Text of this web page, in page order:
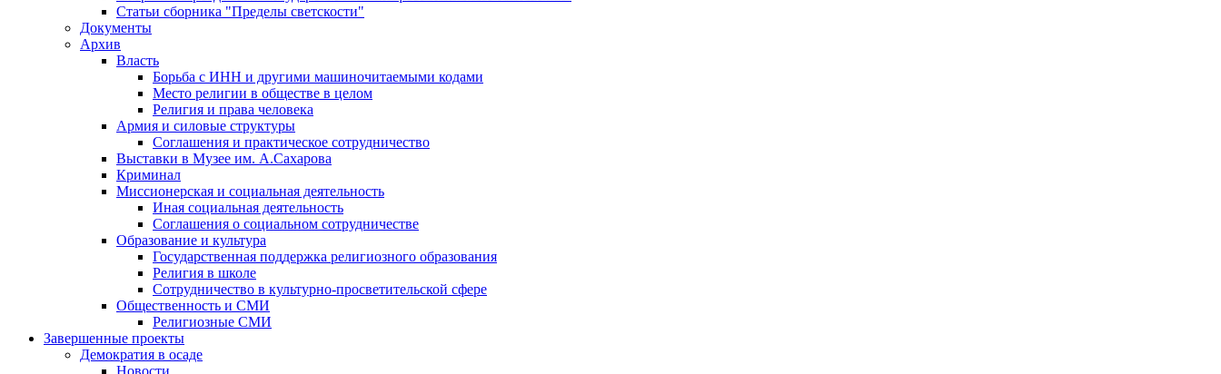
Статьи сборника "Пределы светскости"
Документы
Архив
Власть
Борьба с ИНН и другими машиночитаемыми кодами
Место религии в обществе в целом
Религия и права человека
Армия и силовые структуры
Соглашения и практическое сотрудничество
Выставки в Музее им. А.Сахарова
Криминал
Миссионерская и социальная деятельность
Иная социальная деятельность
Соглашения о социальном сотрудничестве
Образование и культура
Государственная поддержка религиозного образования
Религия в школе
Сотрудничество в культурно-просветительской сфере
Общественность и СМИ
Религиозные СМИ
Завершенные проекты
Демократия в осаде